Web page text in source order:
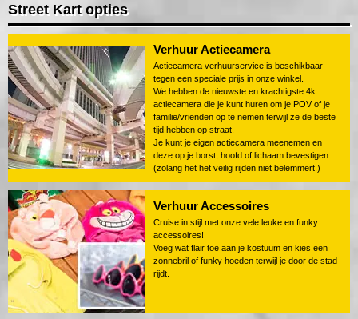
Street Kart opties
Verhuur Actiecamera
Actiecamera verhuurservice is beschikbaar
tegen een speciale prijs in onze winkel.
We hebben de nieuwste en krachtigste 4k
actiecamera die je kunt huren om je POV of je
familie/vrienden op te nemen terwijl ze de beste
tijd hebben op straat.
Je kunt je eigen actiecamera meenemen en
deze op je borst, hoofd of lichaam bevestigen
(zolang het het veilig rijden niet belemmert.)
Verhuur Accessoires
Cruise in stijl met onze vele leuke en funky
accessoires!
Voeg wat flair toe aan je kostuum en kies een
zonnebril of funky hoeden terwijl je door de stad
rijdt.